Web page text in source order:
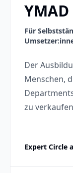
Für
Der
Menschen,
zu
Expert Circle